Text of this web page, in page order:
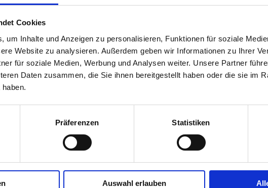
Cookies
um Inhalte und Anzeigen zu personalisieren, Funktionen für soziale
Website zu analysieren. Außerdem geben wir Informationen zu Ihrer
für soziale Medien, Werbung und Analysen weiter. Unsere Partner
Daten zusammen, die Sie ihnen bereitgestellt haben oder die sie im
Präferenzen Statistiken
Auswahl erlauben
Zyklonabscheider für besseres Vorabscheiden von Stäuben und Grobmaterial
Bodendüsenbox
Saugschlauch aus EVA
Elektrisch leitfähiges